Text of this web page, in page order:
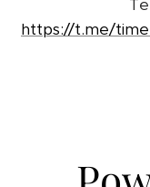
https://t.me/